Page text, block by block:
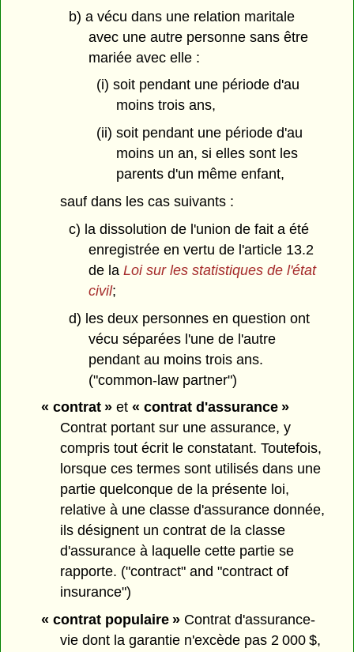
b) a vécu dans une relation maritale
avec une autre personne sans être
mariée avec elle :
(i) soit pendant une période d'au
moins trois ans,
(ii) soit pendant une période d'au
moins un an, si elles sont les
parents d'un même enfant,
sauf dans les cas suivants :
c) la dissolution de l'union de fait a été
enregistrée en vertu de l'article 13.2
de la Loi sur les statistiques de l'état
civil;
d) les deux personnes en question ont
vécu séparées l'une de l'autre
pendant au moins trois ans.
("common-law partner")
« contrat »et « contrat d'assurance »
Contrat portant sur une assurance, y
compris tout écrit le constatant. Toutefois,
lorsque ces termes sont utilisés dans une
partie quelconque de la présente loi,
relative à une classe d'assurance donnée,
ils désignent un contrat de la classe
d'assurance à laquelle cette partie se
rapporte. ("contract" and "contract of
insurance")
« contrat populaire »Contrat d'assurance-
vie dont la garantie n'excède pas 2 000 $,